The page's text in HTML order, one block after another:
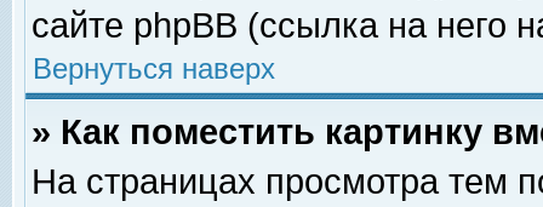
сайте phpBB (ссылка на него
Вернуться наверх
» Как поместить картинку
На страницах просмотра тем